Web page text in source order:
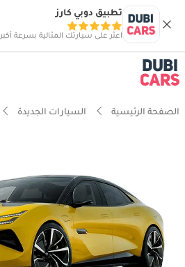
تطبيق دوبي كارز
اعثر على سيارتك المثالية بسرعة أكبر
الصفحة الرئيسية السيارات الجديدة